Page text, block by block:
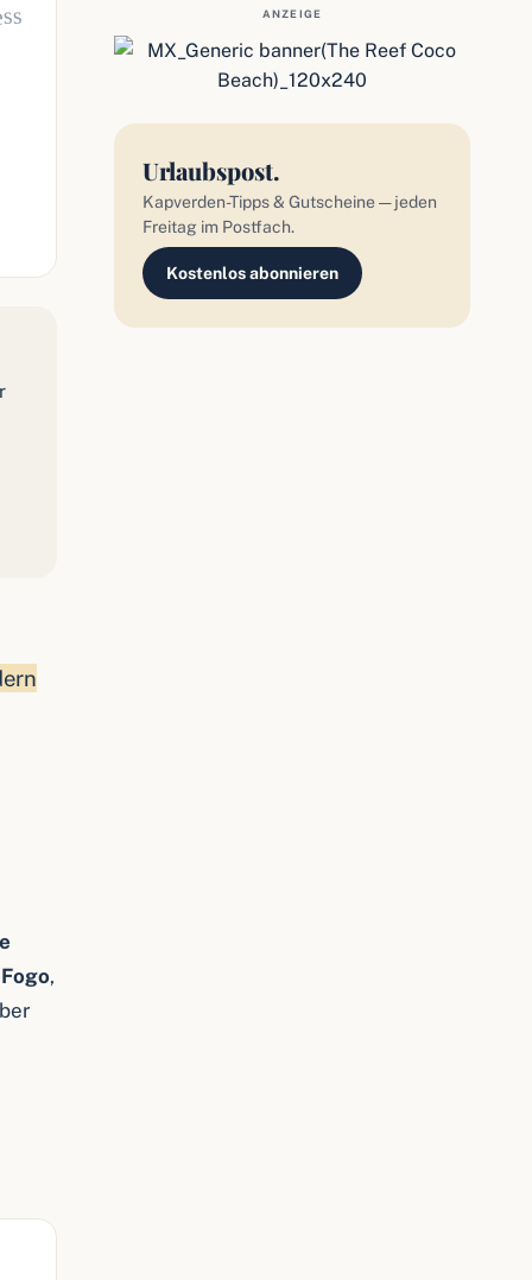
,
ANZEIGE
Urlaubspost.
Kapverden-Tipps & Gutscheine — jeden
Freitag im Postfach.
Kostenlos abonnieren